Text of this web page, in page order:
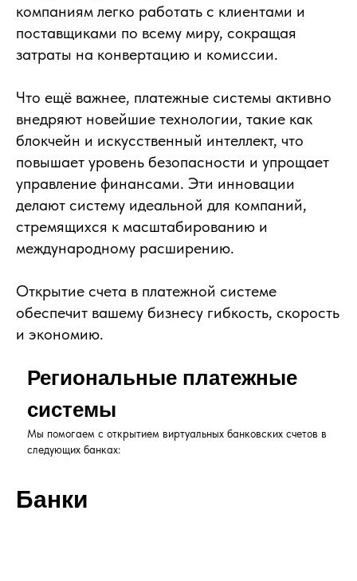
компаниям легко работать с клиентами и
поставщиками по всему миру, сокращая
затраты на конвертацию и комиссии.
Что ещё важнее, платежные системы активно
внедряют новейшие технологии, такие как
блокчейн и искусственный интеллект, что
повышает уровень безопасности и упрощает
управление финансами. Эти инновации
делают систему идеальной для компаний,
стремящихся к масштабированию и
международному расширению.
Открытие счета в платежной системе
обеспечит вашему бизнесу гибкость, скорость
и экономию.
Региональные платежные
системы
Мы помогаем с открытием виртуальных банковских счетов в
следующих банках:
Банки